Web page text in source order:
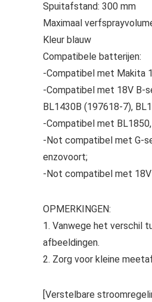
Spuitafstand: 300 mm
Maximaal
Kleur blauw
Compatibele batterijen:
-Compatibel met Makita
-Compatibel met 18V B-
BL1430B (197618-7),
-Compatibel met
-Not compatibel met G-
enzovoort;
-Not compatibel met
OPMERKINGEN:
1. Vanwege het verschil
afbeeldingen.
2. Zorg voor kleine
[Verstelbare